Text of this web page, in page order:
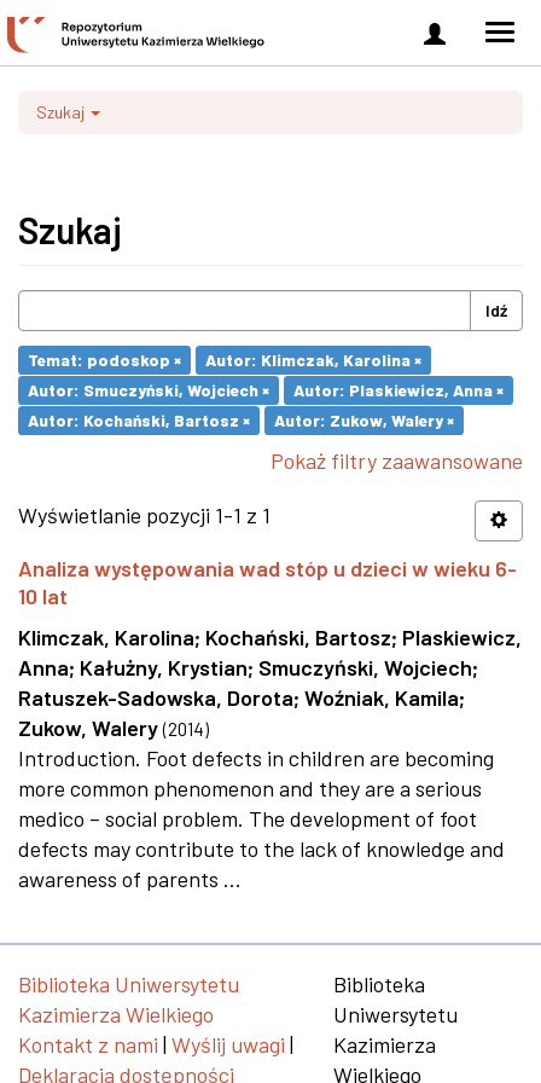
Zaloguj
się
Szukaj
Szukaj
Idź
Temat: podoskop ×
Autor: Klimczak, Karolina ×
Autor: Smuczyński, Wojciech ×
Autor: Plaskiewicz, Anna ×
Autor: Kochański, Bartosz ×
Autor: Zukow, Walery ×
Pokaż filtry zaawansowane
Wyświetlanie pozycji 1-1 z 1
Analiza występowania wad stóp u dzieci w wieku 6-
10 lat
Klimczak, Karolina; Kochański, Bartosz; Plaskiewicz,
Anna; Kałużny, Krystian; Smuczyński, Wojciech;
Ratuszek-Sadowska, Dorota; Woźniak, Kamila;
Zukow, Walery (2014)
Introduction. Foot defects in children are becoming
more common phenomenon and they are a serious
medico – social problem. The development of foot
defects may contribute to the lack of knowledge and
awareness of parents ...
Biblioteka Uniwersytetu
Kazimierza Wielkiego
Kontakt z nami | Wyślij uwagi |
Deklaracja dostępności
Biblioteka
Uniwersytetu
Kazimierza
Wielkiego